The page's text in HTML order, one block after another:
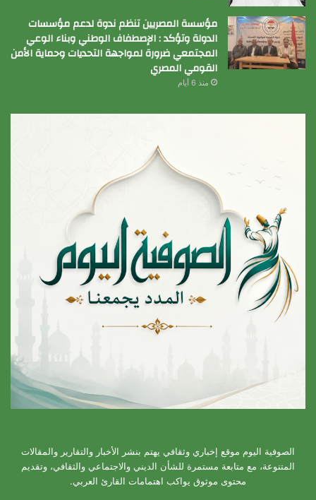
مؤسسة المصريين تنظم ندوة لدعم مؤسسات
الدولة وتؤكد : الإصطفاف الوطني وبناء الوعي
المجتمعي ضرورة لمواجهة التحديات وحماية الأمن
القومي المصري
منذ 6 أيام
الصوفية اليوم موقع إخباري وثقافي يهتم بنشر الأخبار والتقارير والمقالات
المتنوعة، مع متابعة مستمرة للشأن الديني والاجتماعي والثقافي، وتقديم
محتوى موثوق يواكب اهتمامات القارئ العربي.